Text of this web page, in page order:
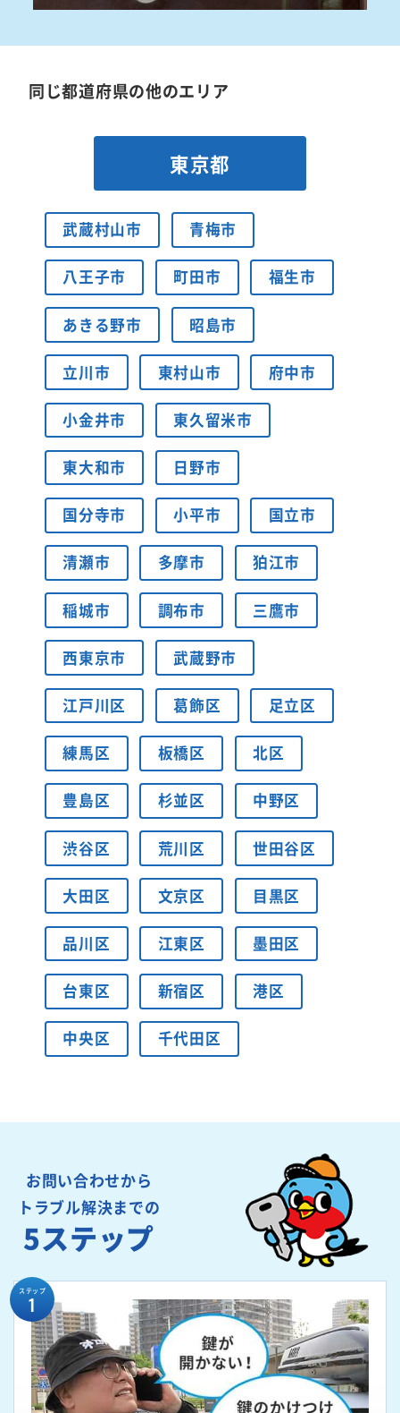
同じ都道府県の他のエリア
東京都
武蔵村山市 青梅市
八王子市 町田市 福生市
あきる野市 昭島市
立川市 東村山市 府中市
小金井市 東久留米市
東大和市 日野市
国分寺市 小平市 国立市
清瀬市 多摩市 狛江市
稲城市 調布市 三鷹市
西東京市 武蔵野市
江戸川区 葛飾区 足立区
練馬区 板橋区 北区
豊島区 杉並区 中野区
渋谷区 荒川区 世田谷区
大田区 文京区 目黒区
品川区 江東区 墨田区
台東区 新宿区 港区
中央区 千代田区
お問い合わせから
トラブル解決までの
5ステップ
ステップ
1